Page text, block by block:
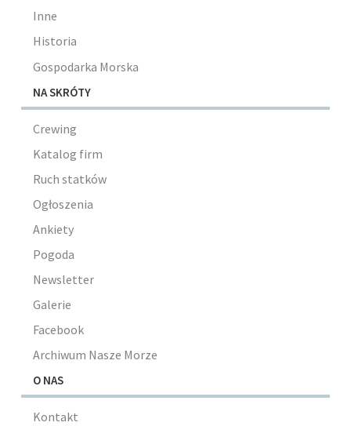
Inne
Historia
Gospodarka Morska
NA SKRÓTY
Crewing
Katalog firm
Ruch statków
Ogłoszenia
Ankiety
Pogoda
Newsletter
Galerie
Facebook
Archiwum Nasze Morze
O NAS
Kontakt